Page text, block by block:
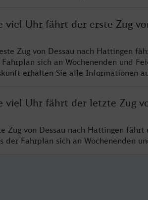
viel Uhr fährt der erste Zug
Zug von Dessau nach Hattingen
Fahrplan sich an Wochenenden und
erhalten Sie alle Informationen
viel Uhr fährt der letzte Zug
Zug von Dessau nach Hattingen
der Fahrplan sich an Wochenenden